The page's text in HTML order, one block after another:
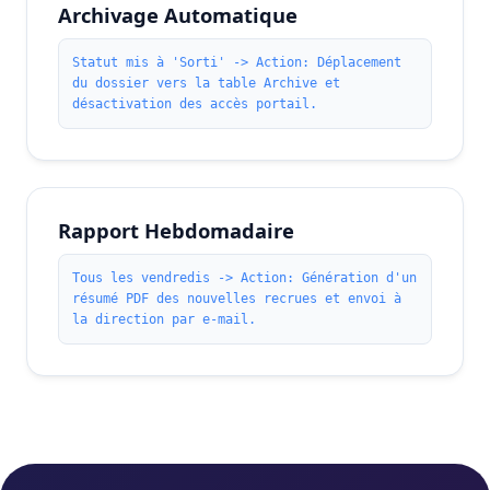
Archivage Automatique
Statut mis à 'Sorti' -> Action: Déplacement
du dossier vers la table Archive et
désactivation des accès portail.
Rapport Hebdomadaire
Tous les vendredis -> Action: Génération d'un
résumé PDF des nouvelles recrues et envoi à
la direction par e-mail.